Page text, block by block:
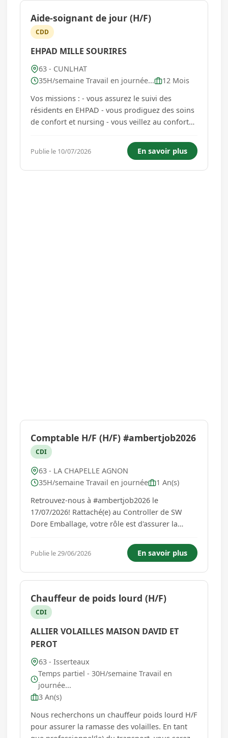
Aide-soignant de jour (H/F)
CDD
EHPAD MILLE SOURIRES
63 - CUNLHAT
35H/semaine Travail en journée...
12 Mois
Vos missions : - vous assurez le suivi des
résidents en EHPAD - vous prodiguez des soins
de confort et nursing - vous veillez au confort
les actes de la vie quotidienne (toilette, ...) Vous
travaillez en...
Publie le 10/07/2026 En savoir plus
Comptable H/F (H/F) #ambertjob2026
CDI
63 - LA CHAPELLE AGNON
35H/semaine Travail en journée
1 An(s)
Retrouvez-nous à #ambertjob2026 le
17/07/2026! Rattaché(e) au Controller de SW
Dore Emballage, votre rôle est d'assurer la
procédures du Groupe Smurfit Westrock, de
contrôler le respect des procédures, de
participer au processus budgétaire et �...
Publie le 29/06/2026 En savoir plus
Chauffeur de poids lourd (H/F)
CDI
ALLIER VOLAILLES MAISON DAVID ET
PEROT
63 - Isserteaux
Temps partiel - 30H/semaine Travail en
journée...
3 An(s)
Nous recherchons un chauffeur poids lourd H/F
pour assurer la ramasse des volailles. En tant